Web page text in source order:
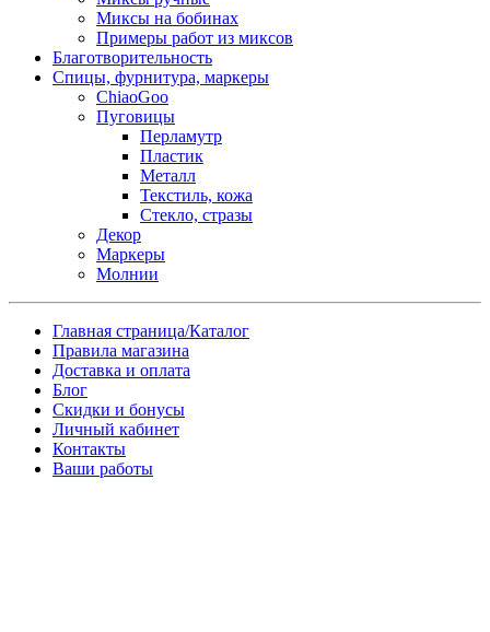
Миксы на бобинах
Примеры работ из миксов
Благотворительность
Спицы, фурнитура, маркеры
ChiaoGoo
Пуговицы
Перламутр
Пластик
Металл
Текстиль, кожа
Стекло, стразы
Декор
Маркеры
Молнии
Главная страница/Каталог
Правила магазина
Доставка и оплата
Блог
Скидки и бонусы
Личный кабинет
Контакты
Ваши работы